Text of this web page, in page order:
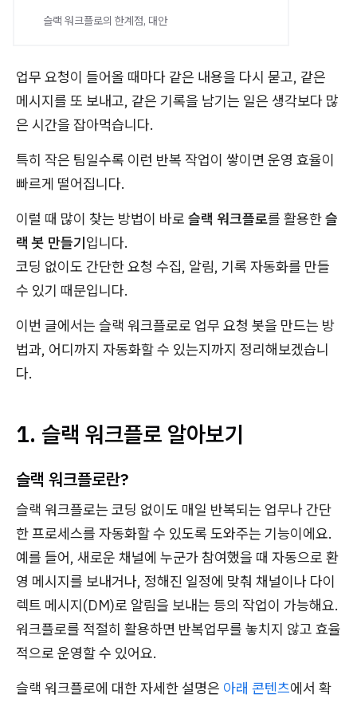
슬랙 워크플로의 한계점, 대안
업무 요청이 들어올 때마다 같은 내용을 다시 묻고, 같은
메시지를 또 보내고, 같은 기록을 남기는 일은 생각보다 많
은 시간을 잡아먹습니다.
특히 작은 팀일수록 이런 반복 작업이 쌓이면 운영 효율이
빠르게 떨어집니다.
이럴 때 많이 찾는 방법이 바로 슬랙 워크플로를 활용한슬
랙 봇 만들기입니다.
코딩 없이도 간단한 요청 수집, 알림, 기록 자동화를 만들
수 있기 때문입니다.
이번 글에서는 슬랙 워크플로로 업무 요청 봇을 만드는 방
법과, 어디까지 자동화할 수 있는지까지 정리해보겠습니
다.
1. 슬랙 워크플로 알아보기
슬랙 워크플로란?
슬랙 워크플로는 코딩 없이도 매일 반복되는 업무나 간단
한 프로세스를 자동화할 수 있도록 도와주는 기능이에요.
예를 들어, 새로운 채널에 누군가 참여했을 때 자동으로 환
영 메시지를 보내거나, 정해진 일정에 맞춰 채널이나 다이
렉트 메시지(DM)로 알림을 보내는 등의 작업이 가능해요.
워크플로를 적절히 활용하면 반복업무를 놓치지 않고 효율
적으로 운영할 수 있어요.
슬랙 워크플로에 대한 자세한 설명은 아래 콘텐츠에서 확